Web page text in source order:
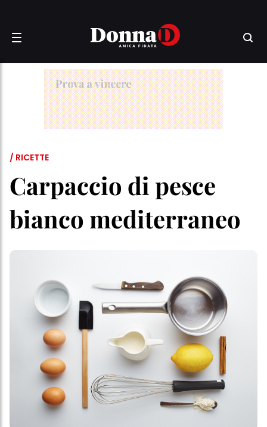
/ RICETTE
Carpaccio di pesce
bianco mediterraneo